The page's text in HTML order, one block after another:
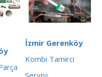
İzmir Gerenköy
Kombi Tamirci
Servisi